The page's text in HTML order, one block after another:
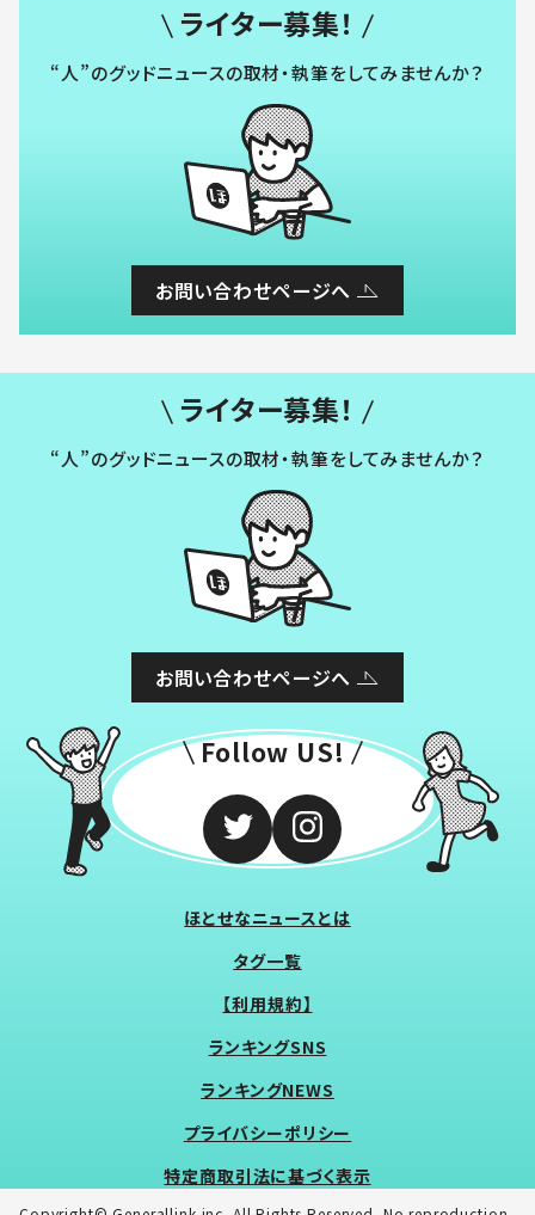
ライター募集！
“人”のグッドニュースの取材・執筆をしてみませんか？
お問い合わせページへ
ライター募集！
“人”のグッドニュースの取材・執筆をしてみませんか？
お問い合わせページへ
Follow US!
ほとせなニュースとは
タグ一覧
【利用規約】
ランキングSNS
ランキングNEWS
プライバシーポリシー
特定商取引法に基づく表示